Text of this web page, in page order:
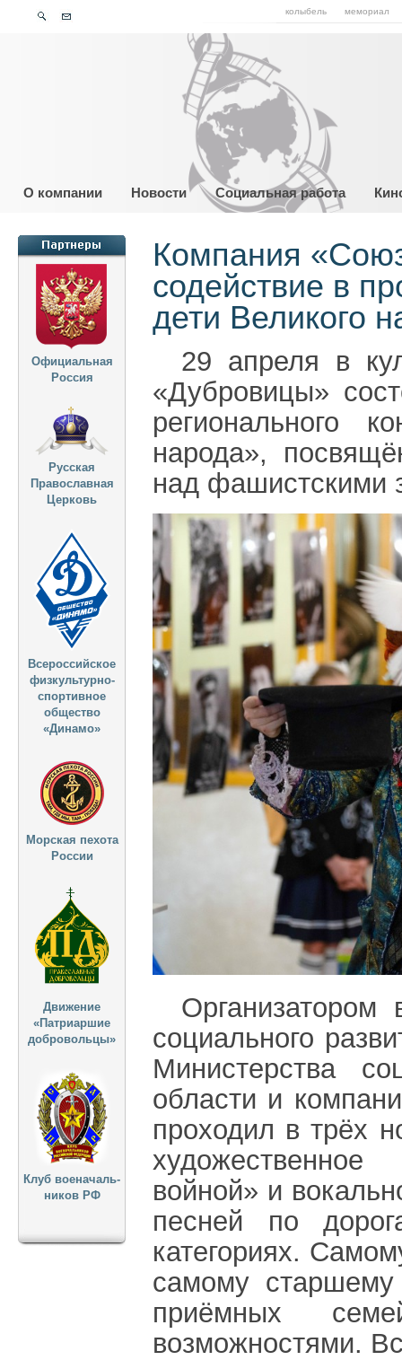
колыбель мемориал
О компании Новости Социальная работа
Компания
содействие в
дети Великого
29 апреля в
«Дубровицы»
регионального
народа»,
над фашистскими
Организатором
социального
Министерства
области и
проходил в трёх
войной» и
песней по
категориях.
самому
приёмных
возможностями.
Официальная
Россия
Русская
Православная
Церковь
Всероссийское
физкультурно-
спортивное
общество
«Динамо»
Морская пехота
России
Движение
«Патриаршие
добровольцы»
Клуб военачаль-
ников РФ